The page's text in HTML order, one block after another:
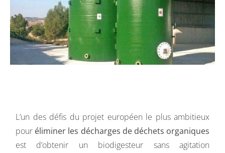
L’un des défis du projet européen le plus ambitieux
pour éliminer les décharges de déchets organiques
est d’obtenir un biodigesteur sans agitation